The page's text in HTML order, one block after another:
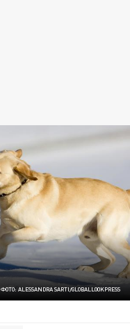
ФОТО: ALESSANDRA SARTI/GLOBALLOOKPRESS